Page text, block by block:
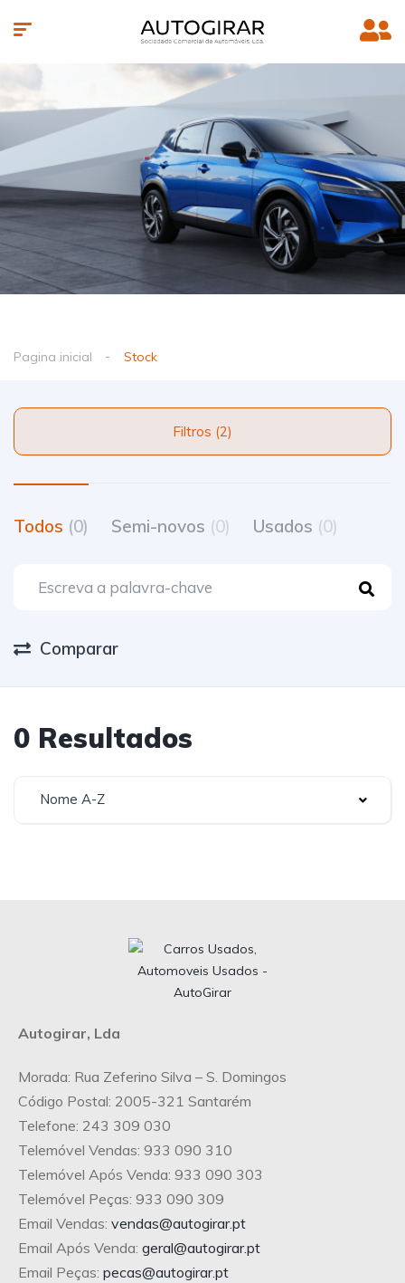
Pagina inicial Stock
Filtros (2)
Todos (0) Semi-novos (0) Usados (0)
Comparar
0 Resultados
Nome A-Z
Autogirar, Lda
Morada: Rua Zeferino Silva – S. Domingos
Código Postal: 2005-321 Santarém
Telefone: 243 309 030
Telemóvel Vendas: 933 090 310
Telemóvel Após Venda: 933 090 303
Telemóvel Peças: 933 090 309
Email Vendas: vendas@autogirar.pt
Email Após Venda: geral@autogirar.pt
Email Peças: pecas@autogirar.pt